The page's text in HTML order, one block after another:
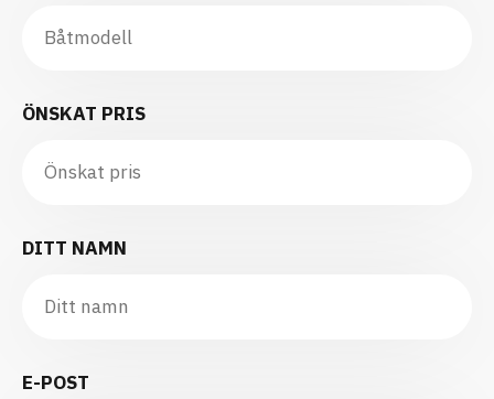
ÖNSKAT PRIS
DITT NAMN
E-POST